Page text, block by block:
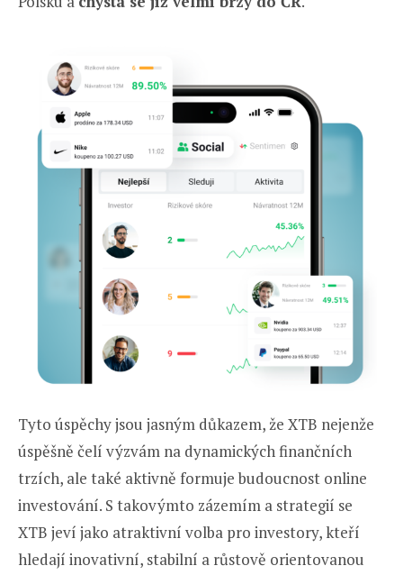
Tyto úspěchy jsou jasným důkazem, že XTB nejenže
úspěšně čelí výzvám na dynamických finančních
trzích, ale také aktivně formuje budoucnost online
investování. S takovýmto zázemím a strategií se
XTB jeví jako atraktivní volba pro investory, kteří
hledají inovativní, stabilní a růstově orientovanou